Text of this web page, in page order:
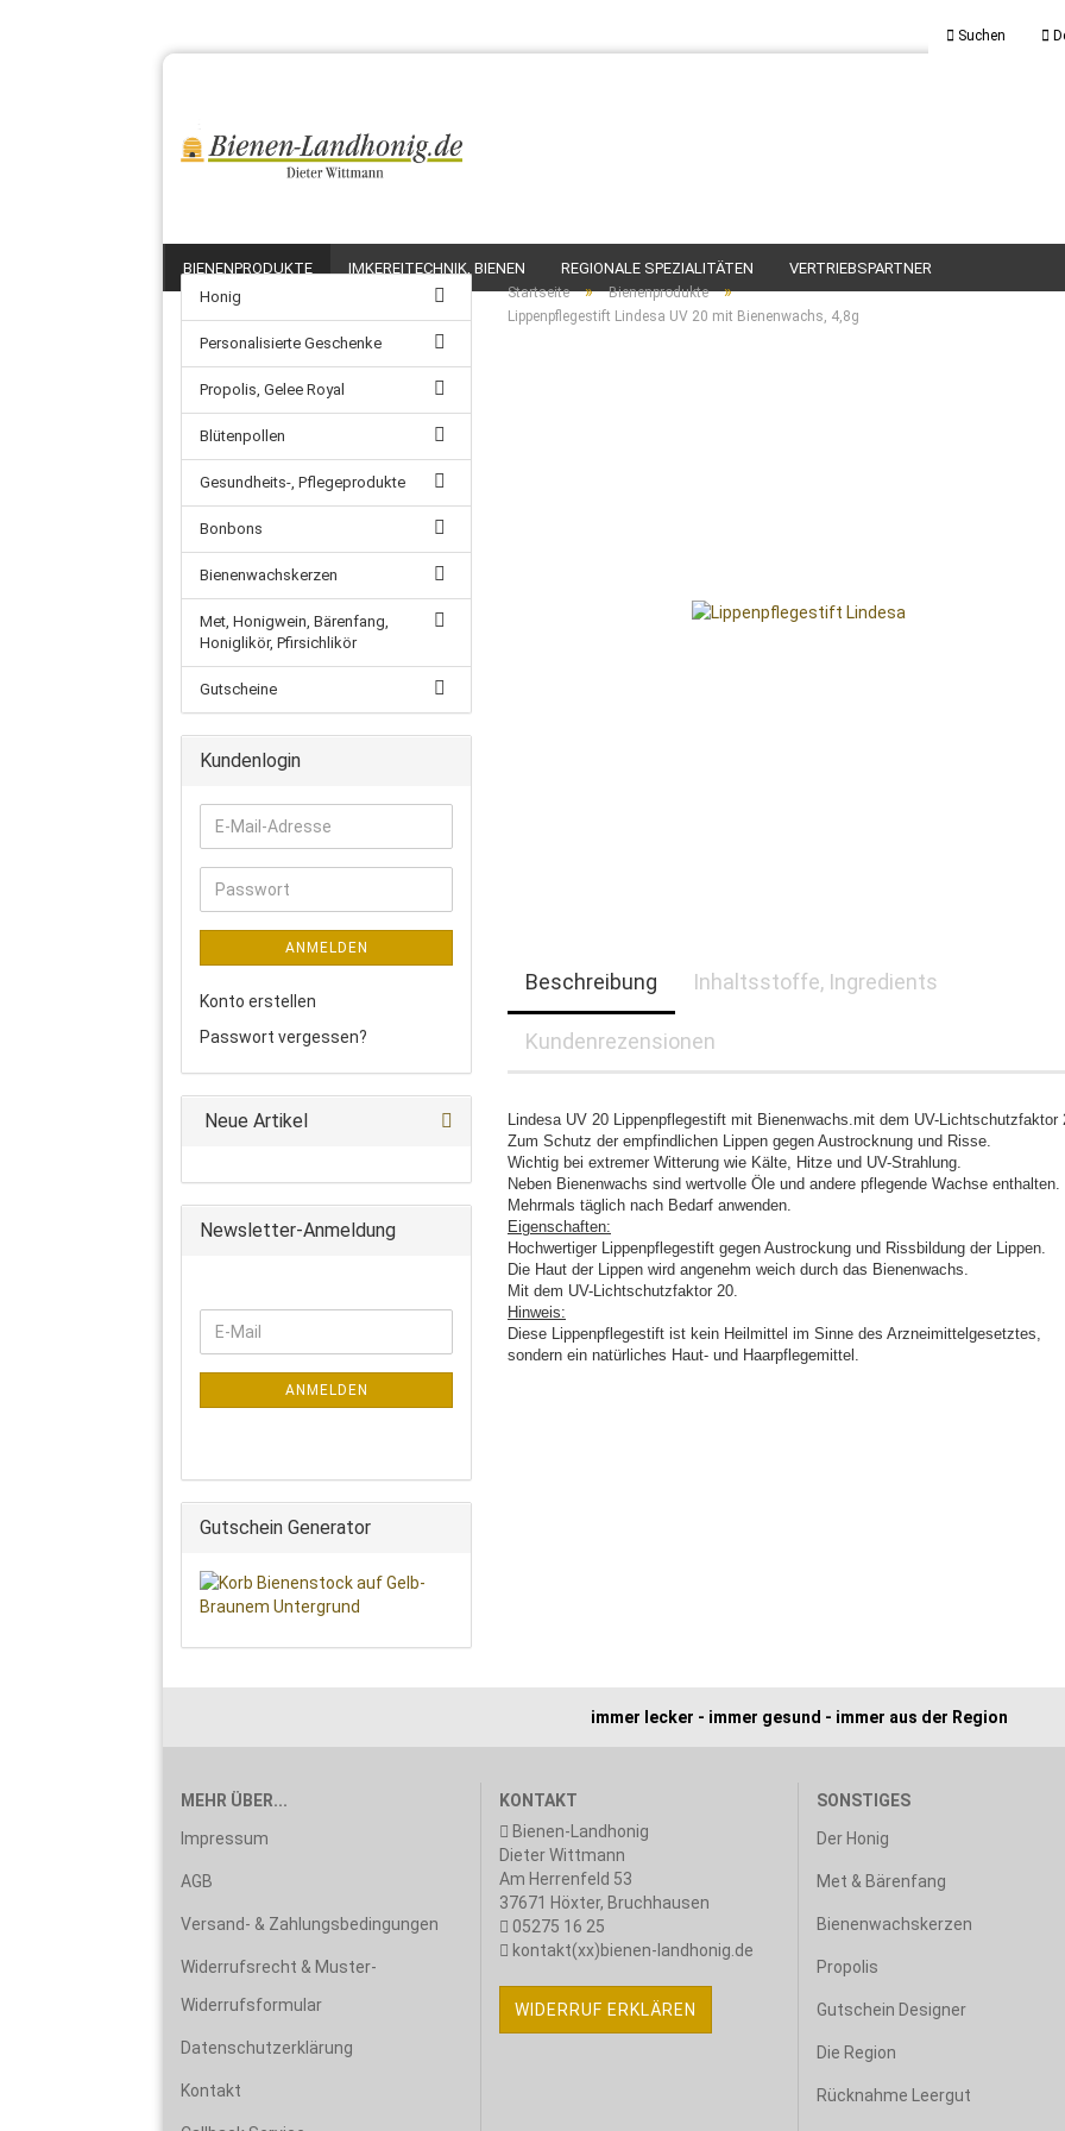
Suchen
BIENENPRODUKTE IMKEREITECHNIK, BIENEN REGIONALE SPEZIALITÄTEN VERTRIEBSPARTNER
Startseite » Bienenprodukte »
Lippenpflegestift Lindesa UV 20 mit Bienenwachs, 4,8g
Beschreibung Inhaltsstoffe, Ingredients
Kundenrezensionen
Lindesa UV 20 Lippenpflegestift mit Bienenwachs.mit dem UV-Lichtschutzfaktor
Zum Schutz der empfindlichen Lippen gegen Austrocknung und Risse.
Wichtig bei extremer Witterung wie Kälte, Hitze und UV-Strahlung.
Neben Bienenwachs sind wertvolle Öle und andere pflegende Wachse enthalten.
Mehrmals täglich nach Bedarf anwenden.
Eigenschaften:
Hochwertiger Lippenpflegestift gegen Austrockung und Rissbildung der Lippen.
Die Haut der Lippen wird angenehm weich durch das Bienenwachs.
Mit dem UV-Lichtschutzfaktor 20.
Hinweis:
Diese Lippenpflegestift ist kein Heilmittel im Sinne des Arzneimittelgesetztes,
sondern ein natürliches Haut- und Haarpflegemittel.
Honig
Personalisierte Geschenke
Propolis, Gelee Royal
Blütenpollen
Gesundheits-, Pflegeprodukte
Bonbons
Bienenwachskerzen
Met, Honigwein, Bärenfang,
Honiglikör, Pfirsichlikör
Gutscheine
Kundenlogin
E-
Mail-
Adresse
Passwort
ANMELDEN
Konto erstellen
Passwort vergessen?
Neue Artikel
Newsletter-Anmeldung
ZUR
ANMELDUNG
E-
Mail
ANMELDEN
Gutschein Generator
immer lecker - immer gesund - immer aus der Region
MEHR ÜBER...
Impressum
AGB
Versand- & Zahlungsbedingungen
Widerrufsrecht & Muster-
Widerrufsformular
Datenschutzerklärung
Kontakt
KONTAKT
Bienen-Landhonig
Dieter Wittmann
Am Herrenfeld 53
37671 Höxter, Bruchhausen
05275 16 25
kontakt(xx)bienen-landhonig.de
WIDERRUF ERKLÄREN
SONSTIGES
Der Honig
Met & Bärenfang
Bienenwachskerzen
Propolis
Gutschein Designer
Die Region
Rücknahme Leergut